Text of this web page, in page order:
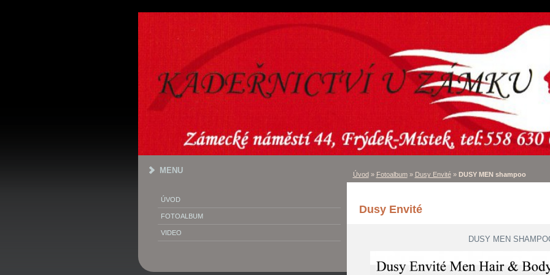
Úvod» Fotoalbum» Dusy Envité» DUSY MEN shampoo
Dusy Envité
DUSY MEN
MENU
ÚVOD
FOTOALBUM
VIDEO